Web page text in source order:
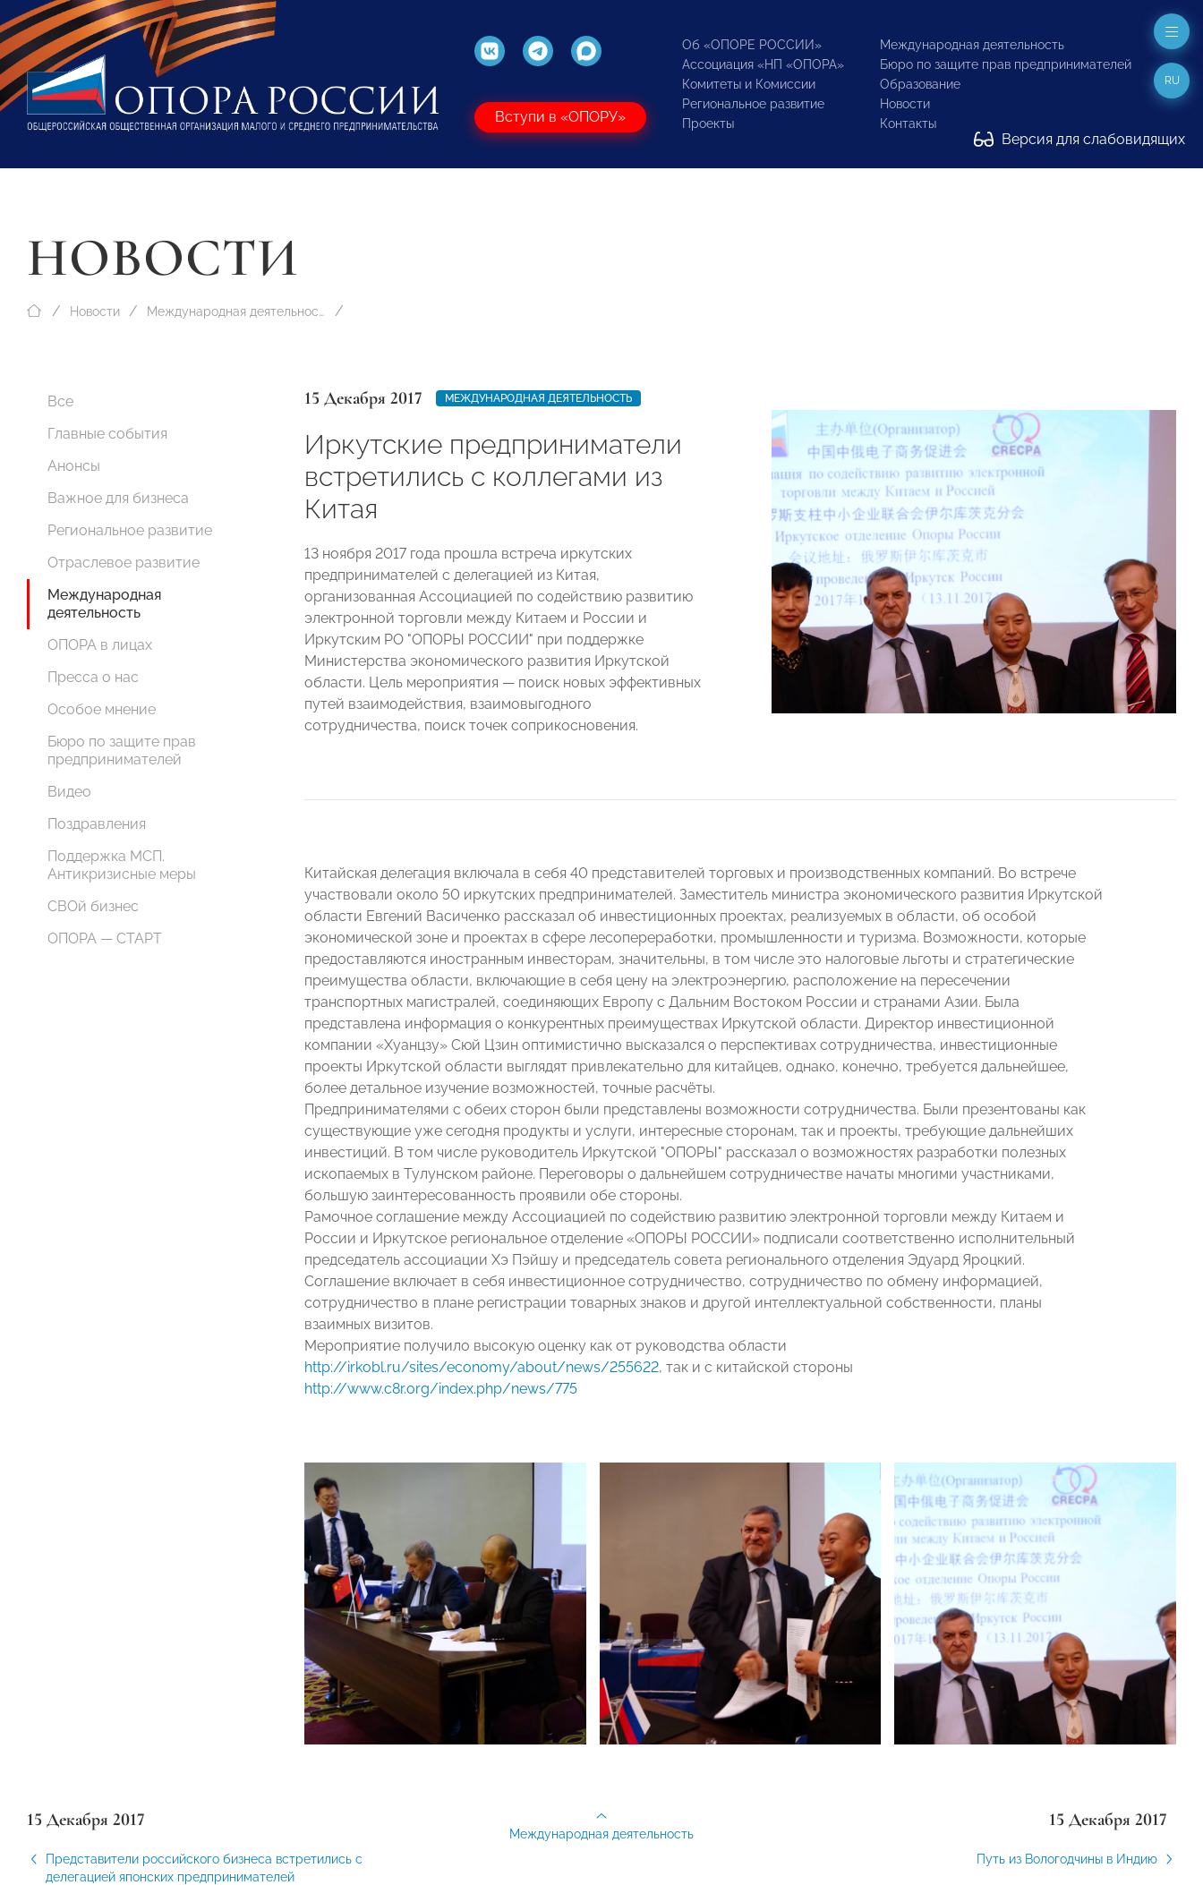
Вступи в «ОПОРУ»
Об «ОПОРЕ РОССИИ»
Ассоциация «НП «ОПОРА»
Комитеты и Комиссии
Региональное развитие
Проекты
Международная деятельность
Бюро по защите прав предпринимателей
Образование
Новости
Контакты
Версия для слабовидящих
RU
НОВОСТИ
Новости Международная деятельность
Все
Главные события
Анонсы
Важное для бизнеса
Региональное развитие
Отраслевое развитие
Международная
деятельность
ОПОРА в лицах
Пресса о нас
Особое мнение
Бюро по защите прав
предпринимателей
Видео
Поздравления
Поддержка МСП.
Антикризисные меры
СВОй бизнес
ОПОРА — СТАРТ
15 Декабря 2017 МЕЖДУНАРОДНАЯ ДЕЯТЕЛЬНОСТЬ
Иркутские предприниматели
встретились с коллегами из
Китая
13 ноября 2017 года прошла встреча иркутских
предпринимателей с делегацией из Китая,
организованная Ассоциацией по содействию развитию
электронной торговли между Китаем и России и
Иркутским РО "ОПОРЫ РОССИИ" при поддержке
Министерства экономического развития Иркутской
области. Цель мероприятия — поиск новых эффективных
путей взаимодействия, взаимовыгодного
сотрудничества, поиск точек соприкосновения.
Китайская делегация включала в себя 40 представителей торговых и производственных компаний. Во встрече
участвовали около 50 иркутских предпринимателей. Заместитель министра экономического развития Иркутской
области Евгений Васиченко рассказал об инвестиционных проектах, реализуемых в области, об особой
экономической зоне и проектах в сфере лесопереработки, промышленности и туризма. Возможности, которые
предоставляются иностранным инвесторам, значительны, в том числе это налоговые льготы и стратегические
преимущества области, включающие в себя цену на электроэнергию, расположение на пересечении
транспортных магистралей, соединяющих Европу с Дальним Востоком России и странами Азии. Была
представлена информация о конкурентных преимуществах Иркутской области. Директор инвестиционной
компании «Хуанцзу» Сюй Цзин оптимистично высказался о перспективах сотрудничества, инвестиционные
проекты Иркутской области выглядят привлекательно для китайцев, однако, конечно, требуется дальнейшее,
более детальное изучение возможностей, точные расчёты.
Предпринимателями с обеих сторон были представлены возможности сотрудничества. Были презентованы как
существующие уже сегодня продукты и услуги, интересные сторонам, так и проекты, требующие дальнейших
инвестиций. В том числе руководитель Иркутской "ОПОРЫ" рассказал о возможностях разработки полезных
ископаемых в Тулунском районе. Переговоры о дальнейшем сотрудничестве начаты многими участниками,
большую заинтересованность проявили обе стороны.
Рамочное соглашение между Ассоциацией по содействию развитию электронной торговли между Китаем и
России и Иркутское региональное отделение «ОПОРЫ РОССИИ» подписали соответственно исполнительный
председатель ассоциации Хэ Пэйшу и председатель совета регионального отделения Эдуард Яроцкий.
Соглашение включает в себя инвестиционное сотрудничество, сотрудничество по обмену информацией,
сотрудничество в плане регистрации товарных знаков и другой интеллектуальной собственности, планы
взаимных визитов.
Мероприятие получило высокую оценку как от руководства области
http://irkobl.ru/sites/economy/about/news/255622, так и с китайской стороны
http://www.c8r.org/index.php/news/775
15 Декабря 2017
Представители российского бизнеса встретились с
делегацией японских предпринимателей
15 Декабря 2017
Путь из Вологодчины в Индию
Международная деятельность